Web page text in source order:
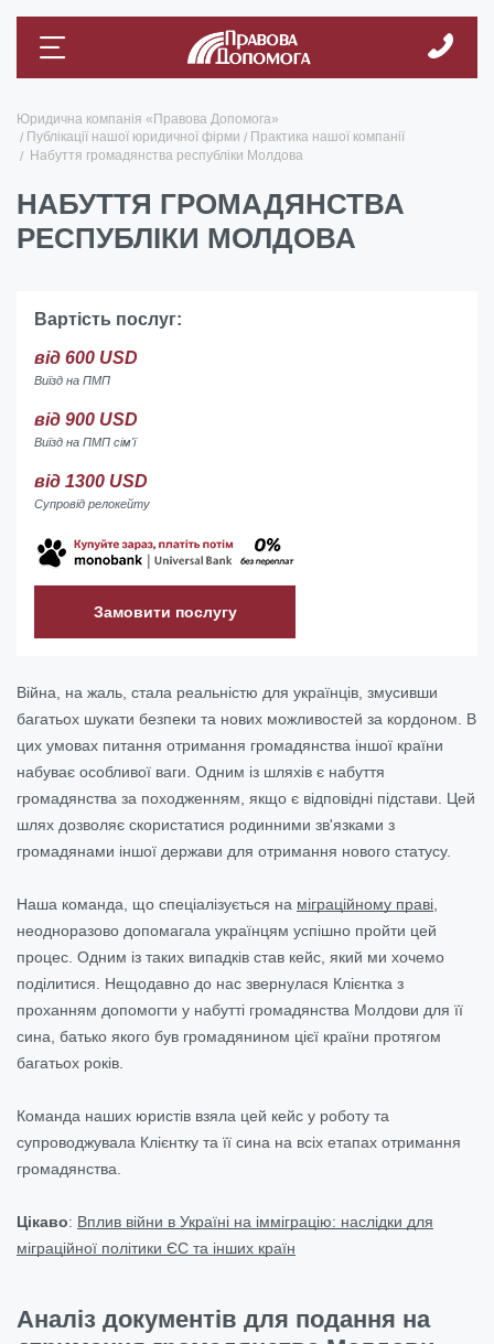
Юридична компанія «Правова Допомога»
Публікації нашої юридичної фірми
Практика нашої компанії
Набуття громадянства республіки Молдова
НАБУТТЯ ГРОМАДЯНСТВА
РЕСПУБЛІКИ МОЛДОВА
Вартість послуг:
від 600 USD
Виїзд на ПМП
від 900 USD
Виїзд на ПМП сім'ї
від 1300 USD
Супровід релокейту
Замовити послугу
Війна, на жаль, стала реальністю для українців, змусивши
багатьох шукати безпеки та нових можливостей за кордоном. В
цих умовах питання отримання громадянства іншої країни
набуває особливої ваги. Одним із шляхів є набуття
громадянства за походженням, якщо є відповідні підстави. Цей
шлях дозволяє скористатися родинними зв'язками з
громадянами іншої держави для отримання нового статусу.
Наша команда, що спеціалізується на міграційному праві
неодноразово допомагала українцям успішно пройти цей
процес. Одним із таких випадків став кейс, який ми хочемо
поділитися. Нещодавно до нас звернулася Клієнтка з
проханням допомогти у набутті громадянства Молдови для її
сина, батько якого був громадянином цієї країни протягом
багатьох років.
Команда наших юристів взяла цей кейс у роботу та
супроводжувала Клієнтку та її сина на всіх етапах отримання
громадянства.
Цікаво: Вплив війни в Україні на імміграцію: наслідки для
міграційної політики ЄС та інших країн
Аналіз документів для подання на